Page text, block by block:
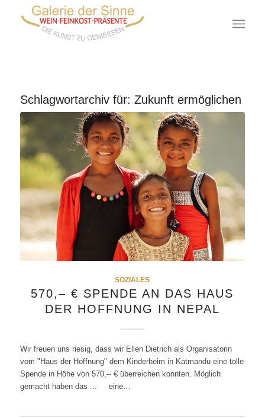
Schlagwortarchiv für: Zukunft ermöglichen
SOZIALES
570,– € SPENDE AN DAS HAUS
DER HOFFNUNG IN NEPAL
Wir freuen uns riesig, dass wir Ellen Dietrich als Organisatorin
vom "Haus der Hoffnung" dem Kinderheim in Katmandu eine tolle
Spende in Höhe von 570,-- € überreichen konnten. Möglich
gemacht haben das ... eine…